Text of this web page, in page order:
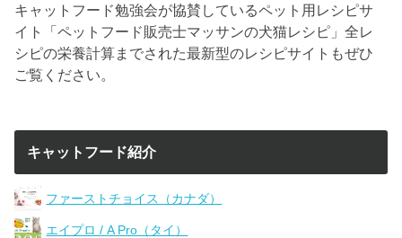
キャットフード勉強会が協賛しているペット用レシピサ
イト「ペットフード販売士マッサンの犬猫レシピ」全レ
シピの栄養計算までされた最新型のレシピサイトもぜひ
ご覧ください。
キャットフード紹介
ファーストチョイス（カナダ）
エイプロ / A Pro（タイ）